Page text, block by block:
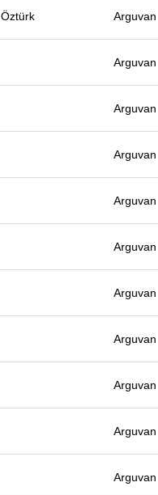
Arguvan
Arguvan
Arguvan
Arguvan
Arguvan
Arguvan
Arguvan
Arguvan
Arguvan
Arguvan
Arguvan